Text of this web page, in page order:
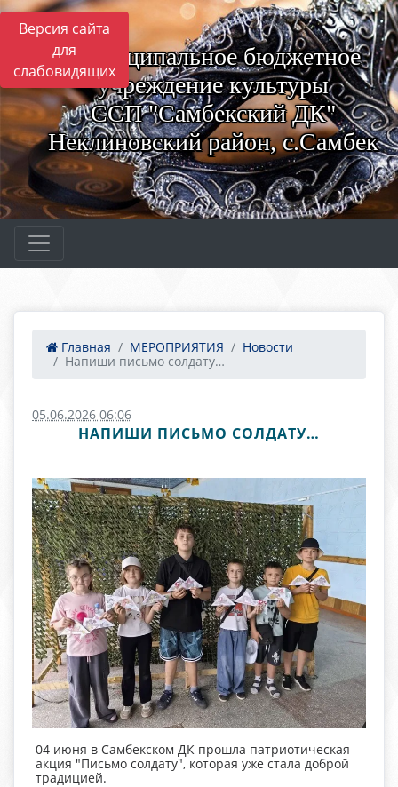
Версия сайта
для
слабовидящих
Муниципальное бюджетное
учреждение культуры
ССП "Самбекский ДК"
Неклиновский район, с.Самбек
Главная МЕРОПРИЯТИЯ
Новости
Напиши письмо солдату…
05.06.2026 06:06
НАПИШИ ПИСЬМО СОЛДАТУ…
04 июня в Самбекском ДК прошла патриотическая
акция "Письмо солдату", которая уже стала доброй
традицией.